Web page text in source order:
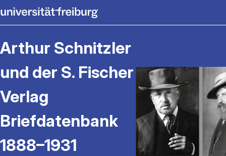
Arthur Schnitzler
und der S. Fischer
Verlag
Briefdatenbank
1888–1931